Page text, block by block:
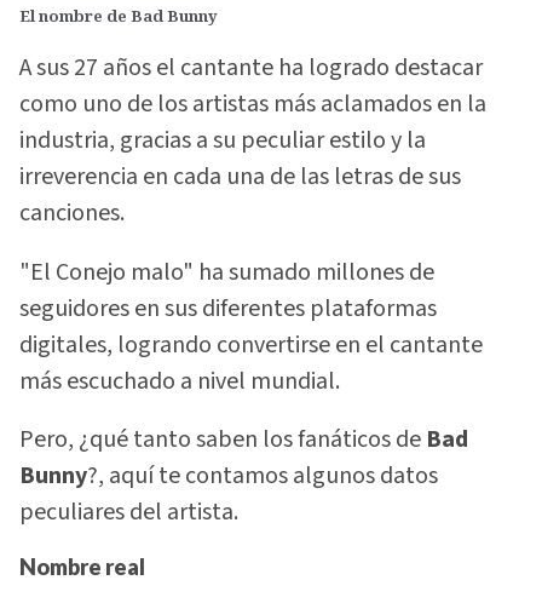
El nombre de Bad Bunny
A sus 27 años el cantante ha logrado destacar
como uno de los artistas más aclamados en la
industria, gracias a su peculiar estilo y la
irreverencia en cada una de las letras de sus
canciones.
"El Conejo malo" ha sumado millones de
seguidores en sus diferentes plataformas
digitales, logrando convertirse en el cantante
más escuchado a nivel mundial.
Pero, ¿qué tanto saben los fanáticos de Bad
Bunny?, aquí te contamos algunos datos
peculiares del artista.
Nombre real